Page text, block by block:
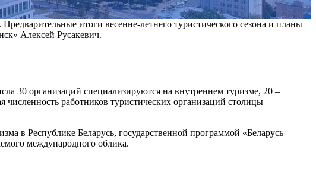
итоги весенне-летнего туристического сезона и планы
Алексей Русакевич.
30 организаций специализируются на внутреннем туризме, 20 –
работников туристических организаций столицы
в Республике Беларусь, государственной программой «Беларусь
международного облика.